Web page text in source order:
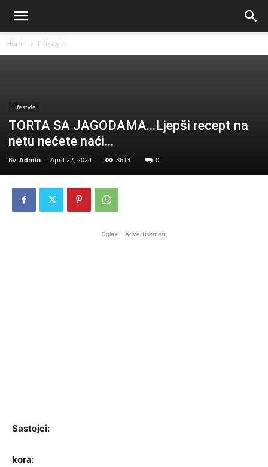
Home Lifestyle
Lifestyle
TORTA SA JAGODAMA…Ljepši recept na
netu nećete naći…
By Admin - April 22, 2024 8613 0
Oglasi - Advertisement
Sastojci:
kora: